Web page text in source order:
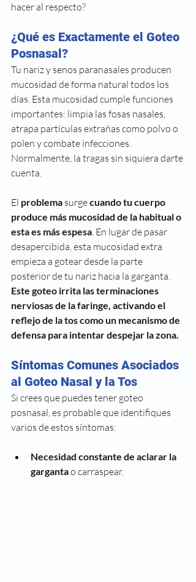
hacer al respecto?
¿Qué es Exactamente el Goteo
Posnasal?
Tu nariz y senos paranasales producen
mucosidad de forma natural todos los
días. Esta mucosidad cumple funciones
importantes: limpia las fosas nasales,
atrapa partículas extrañas como polvo o
polen y combate infecciones.
Normalmente, la tragas sin siquiera darte
cuenta.
El problema surge cuando tu cuerpo
produce más mucosidad de la habitual o
esta es más espesa. En lugar de pasar
desapercibida, esta mucosidad extra
empieza a gotear desde la parte
posterior de tu nariz hacia la garganta.
Este goteo irrita las terminaciones
nerviosas de la faringe, activando el
reflejo de la tos como un mecanismo de
defensa para intentar despejar la zona.
Síntomas Comunes Asociados
al Goteo Nasal y la Tos
Si crees que puedes tener goteo
posnasal, es probable que identifiques
varios de estos síntomas:
Necesidad constante de aclarar la
garganta o carraspear.